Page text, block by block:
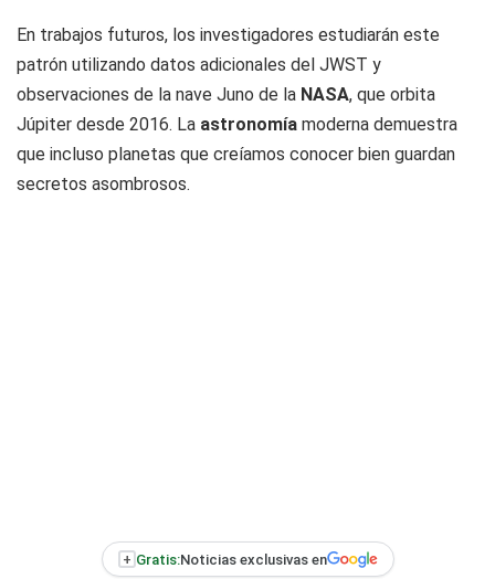
En trabajos futuros, los investigadores estudiarán este
patrón utilizando datos adicionales del JWST y
observaciones de la nave Juno de la NASA, que orbita
Júpiter desde 2016. La astronomía moderna demuestra
que incluso planetas que creíamos conocer bien guardan
secretos asombrosos.
+ Gratis:Noticias exclusivas en